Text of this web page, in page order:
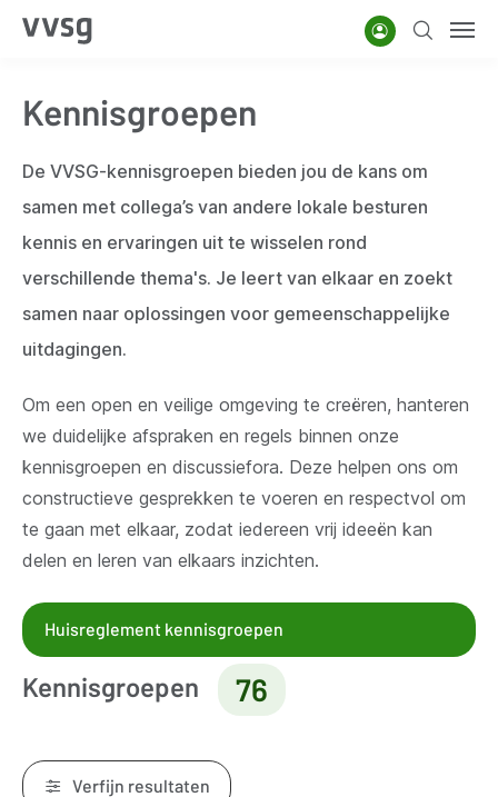
Overslaan
gaan
AccountZoeken
Kennisgroepen
De VVSG-kennisgroepen bieden jou de kans om
samen met collega’s van andere lokale besturen
kennis en ervaringen uit te wisselen rond
verschillende thema's. Je leert van elkaar en zoekt
samen naar oplossingen voor gemeenschappelijke
uitdagingen.
Om een open en veilige omgeving te creëren, hanteren
we duidelijke afspraken en regels binnen onze
kennisgroepen en discussiefora. Deze helpen ons om
constructieve gesprekken te voeren en respectvol om
te gaan met elkaar, zodat iedereen vrij ideeën kan
delen en leren van elkaars inzichten.
Huisreglement kennisgroepen
Kennisgroepen 76
Verfijn resultaten